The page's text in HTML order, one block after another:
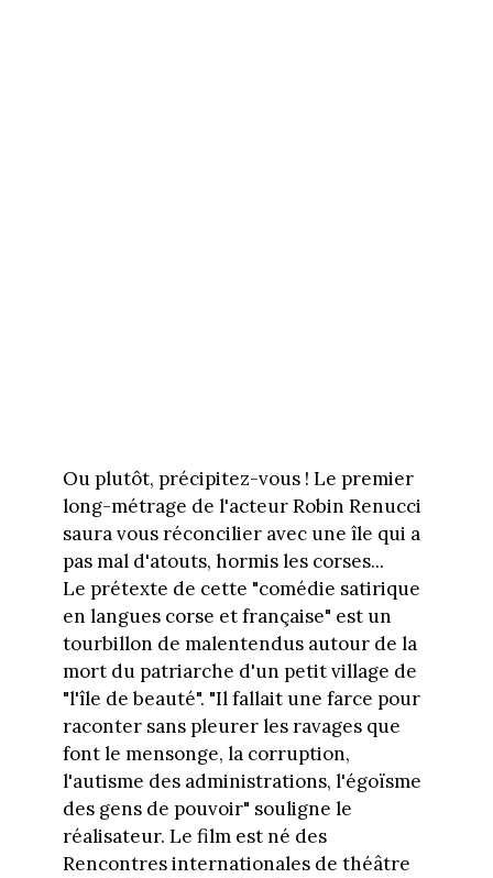
Ou plutôt, précipitez-vous ! Le premier
long-métrage de l'acteur Robin Renucci
saura vous réconcilier avec une île qui a
pas mal d'atouts, hormis les corses...
Le prétexte de cette "comédie satirique
en langues corse et française" est un
tourbillon de malentendus autour de la
mort du patriarche d'un petit village de
"l'île de beauté". "Il fallait une farce pour
raconter sans pleurer les ravages que
font le mensonge, la corruption,
l'autisme des administrations, l'égoïsme
des gens de pouvoir" souligne le
réalisateur. Le film est né des
Rencontres internationales de théâtre